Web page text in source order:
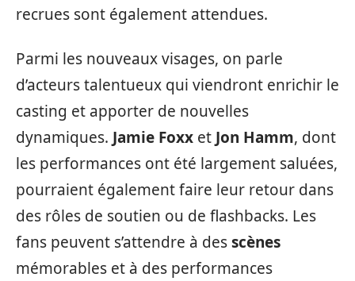
recrues sont également attendues.
Parmi les nouveaux visages, on parle
d’acteurs talentueux qui viendront enrichir le
casting et apporter de nouvelles
dynamiques. Jamie Foxx et Jon Hamm, dont
les performances ont été largement saluées,
pourraient également faire leur retour dans
des rôles de soutien ou de flashbacks. Les
fans peuvent s’attendre à desscènes
mémorables et à des performances